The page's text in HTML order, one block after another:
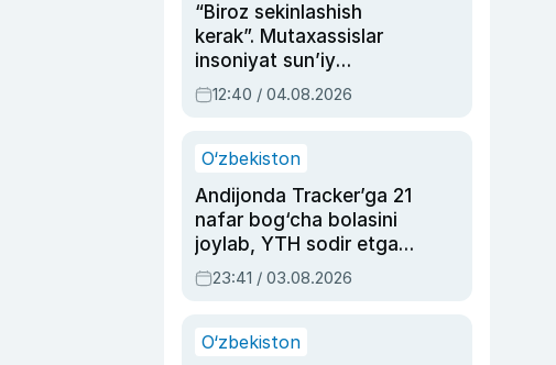
“Biroz sekinlashish
kerak”. Mutaxassislar
insoniyat sun’iy
intellektni boshqara
olmay qolishidan xavotir
12:40 / 04.08.2026
O‘zbekiston
Andijonda Tracker’ga 21
nafar bog‘cha bolasini
joylab, YTH sodir etgan
ayolga sud hukmi o‘qildi
23:41 / 03.08.2026
O‘zbekiston